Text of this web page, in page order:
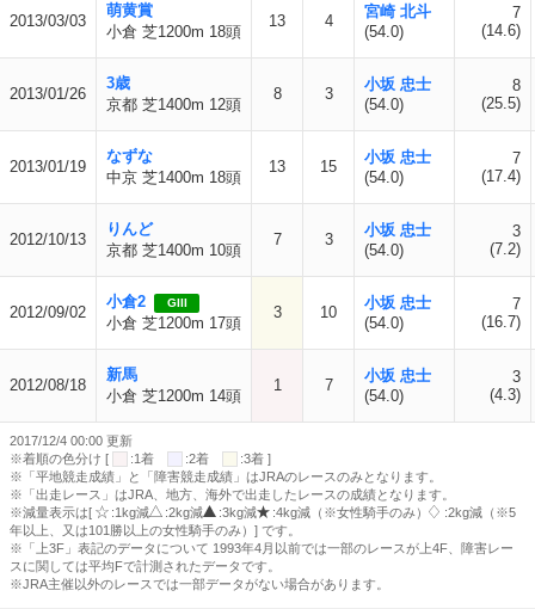
2013/03/03
萌黄賞
小倉 芝1200m 18頭
13 4
宮崎 北斗
(54.0)
7
(14.6)
2013/01/26
3歳
京都 芝1400m 12頭
8 3
小坂 忠士
(54.0)
8
(25.5)
2013/01/19
なずな
中京 芝1400m 18頭
13 15
小坂 忠士
(54.0)
7
(17.4)
2012/10/13
りんど
京都 芝1400m 10頭
7 3
小坂 忠士
(54.0)
3
(7.2)
2012/09/02
小倉2 GIII
小倉 芝1200m 17頭
3 10
小坂 忠士
(54.0)
7
(16.7)
2012/08/18
新馬
小倉 芝1200m 14頭
1 7
小坂 忠士
(54.0)
3
(4.3)
2017/12/4 00:00 更新
※着順の色分け [
:1着 :2着
:3着 ]
※「平地競走成績」と「障害競走成績」はJRAのレースのみとなります。
※「出走レース」はJRA、地方、海外で出走したレースの成績となります。
※減量表示は[
:1kg減 :2kg減 :3kg減 :4kg減（※女性騎手のみ）
:2kg減（※5
年以上、又は101勝以上の女性騎手のみ）] です。
※「上3F」表記のデータについて 1993年4月以前では一部のレースが上4F、障害レー
スに関しては平均Fで計測されたデータです。
※JRA主催以外のレースでは一部データがない場合があります。